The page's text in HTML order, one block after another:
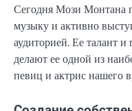
Сегодня Мози Монтана
музыку и активно
аудиторией. Ее талант и
делают ее одной из
певиц и актрис нашего